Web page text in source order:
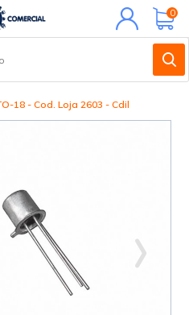
Minha
conta
0
18 - Cod. Loja 2603 - Cdil